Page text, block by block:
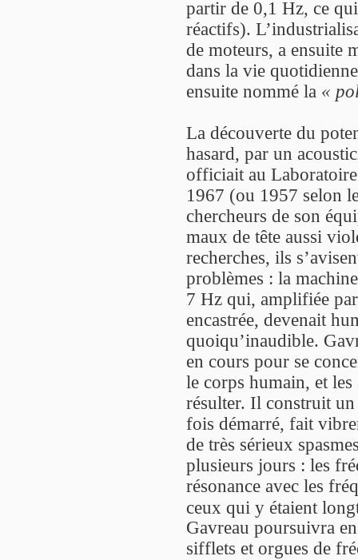
partir de 0,1 Hz, ce
réactifs).
de moteurs, a ensuite
dans la vie
ensuite nommé la «
La découverte du
hasard, par un
officiait au
1967 (ou 1957 selon
chercheurs de son
maux de tête aussi
recherches, ils
problèmes : la
7 Hz qui, amplifiée
encastrée, devenait
quoiqu’inaudible.
en cours pour se
le corps humain, et
résulter. Il construit
fois démarré, fait
de très sérieux
plusieurs jours : les
résonance avec les
ceux qui y étaient
Gavreau poursuivra
sifflets et orgues de